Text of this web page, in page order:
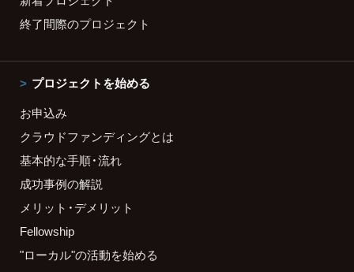
終了間際のプロジェクト
プロジェクトを始める
お申込み
クラウドファンディングとは
基本的な手順・流れ
成功事例の解説
メリット・デメリット
Fellowship
"ローカル"の活動を始める